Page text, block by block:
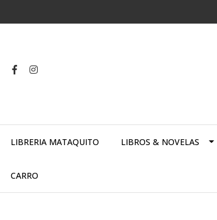
LIBRERIA MATAQUITO LIBROS & NOVELAS
CARRO